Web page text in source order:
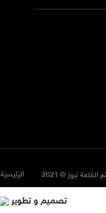
نيوز © 2021 الرئيسية
تصميم و تطوير